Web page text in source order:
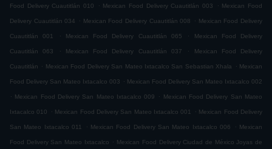
Food Delivery Cuautitlán 010 . Mexican Food Delivery Cuautitlán 003 . Mexican Food
Delivery Cuautitlán 034 . Mexican Food Delivery Cuautitlán 008 . Mexican Food Delivery
Cuautitlán 001 . Mexican Food Delivery Cuautitlán 065 . Mexican Food Delivery
Cuautitlán 063 . Mexican Food Delivery Cuautitlán 037 . Mexican Food Delivery
Cuautitlán . Mexican Food Delivery San Mateo Ixtacalco San Sebastian Xhala . Mexican
Food Delivery San Mateo Ixtacalco 003 . Mexican Food Delivery San Mateo Ixtacalco 002
. Mexican Food Delivery San Mateo Ixtacalco 009 . Mexican Food Delivery San Mateo
Ixtacalco 010 . Mexican Food Delivery San Mateo Ixtacalco 001 . Mexican Food Delivery
San Mateo Ixtacalco 011 . Mexican Food Delivery San Mateo Ixtacalco 006 . Mexican
Food Delivery San Mateo Ixtacalco . Mexican Food Delivery Ciudad de México Joyas de